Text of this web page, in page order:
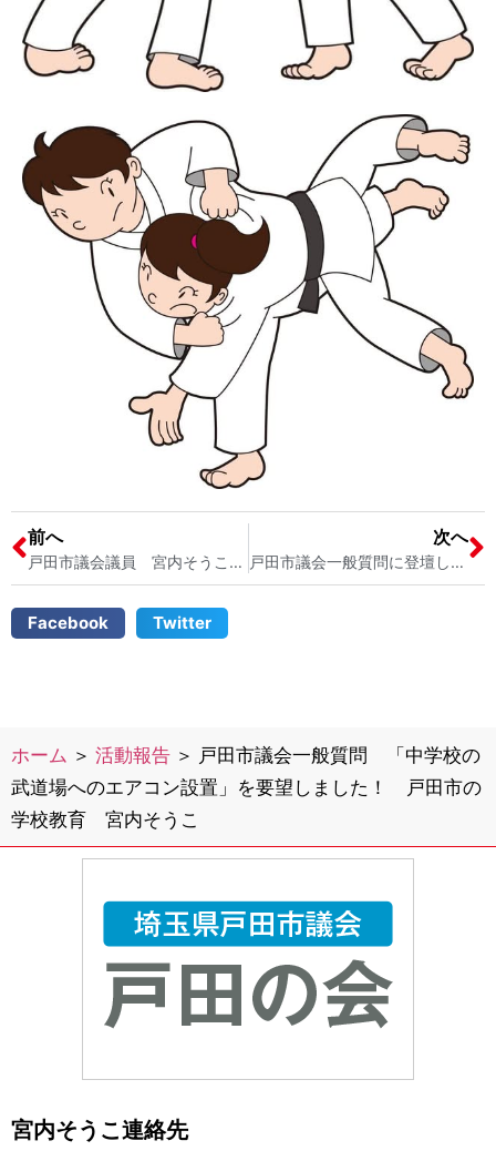
前へ
戸田市議会議員 宮内そうこ 帯状疱疹になりました…
次へ
戸田市議会一般質問に登壇しました！「戸田市のゴミ問題について」 戸田市のゴミ集積所の課題解決と戸田市のゴミの分別について
Facebook Twitter
ホーム ＞ 活動報告 ＞ 戸田市議会一般質問 「中学校の
武道場へのエアコン設置」を要望しました！ 戸田市の
学校教育 宮内そうこ
宮内そうこ連絡先